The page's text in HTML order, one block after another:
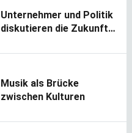
Unternehmer und Politik
diskutieren die Zukunft
Unternehmertum
Musik als Brücke
zwischen Kulturen